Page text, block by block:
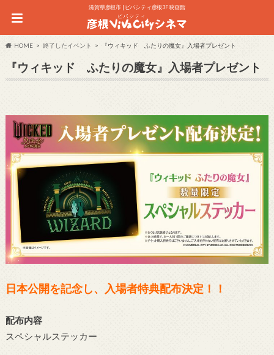
滋賀県彦根市 | ビバシティ彦根3F 映画館
HOME 終了したイベント 『ウィキッド ふたりの魔女』入場者プレゼント
『ウィキッド ふたりの魔女』入場者プレゼント
日本公開を記念し、入場者特典配布決定！！
配布内容
スペシャルステッカー